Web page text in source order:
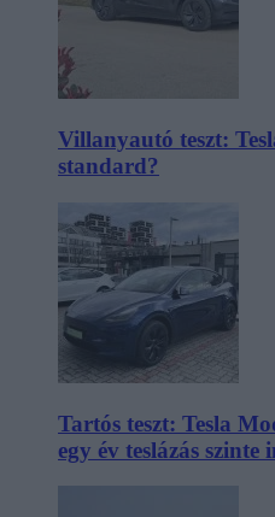
Villanyautó teszt:
standard?
Tartós teszt: Tesla
egy év teslázás szinte